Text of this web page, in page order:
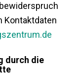
Kontaktdaten
durch die